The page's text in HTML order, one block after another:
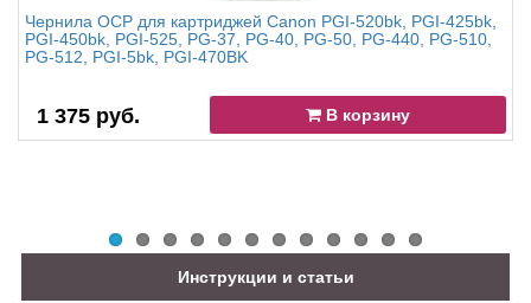
Чернила OCP для картриджей Canon PGI-520bk, PGI-425bk,
PGI-450bk, PGI-525, PG-37, PG-40, PG-50, PG-440, PG-510,
PG-512, PGI-5bk, PGI-470BK
1 375 руб. В корзину
Инструкции и статьи